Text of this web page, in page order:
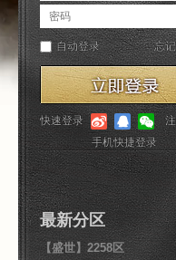
最新分区
【盛世】2258区